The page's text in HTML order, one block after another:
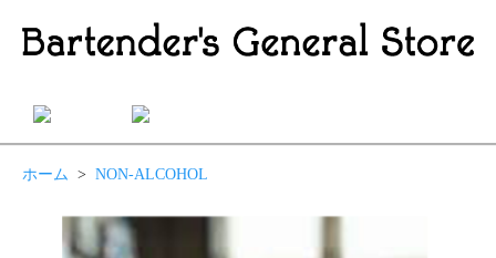
ホーム > NON-ALCOHOL